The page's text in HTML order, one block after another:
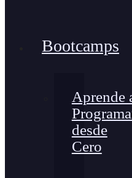
Bootcamps
Aprende
desde
Cero